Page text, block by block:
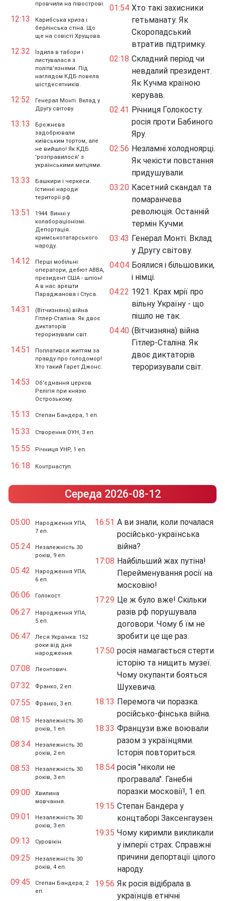
провчили на півострові.
12:13
Карибська криза і
берлінська стіна. Що
ще на совісті Хрущова.
12:32
Їздила в табори і
листувалася з
політв'язнями. Під
наглядом КДБ повела
шістдесятників.
12:52
Генерал Монті. Вклад у
Другу світову.
13:13
Брєжнєва
задобрювали
київським тортом, але
не вийшло! Як КДБ
'розправилося' з
українськими митцями.
13:33
Башкири і черкеси.
Істинні народи
території рф.
13:51
1944. Винні у
колабораціонізмі.
Депортація
кримськотатарського
народу.
14:12
Перші мобільні
оператори, дебют ABBA,
президент США - шпіон!
А в нас арешти
Параджанова і Стуса.
14:31
(Вітчизняна) війна
Гітлер-Сталіна. Як двоє
диктаторів
тероризували світ.
14:51
Поплатився життям за
правду про голодомор!
Хто такий Гарет Джонс.
14:53
Об'єднання церков.
Релігія при князю
Острозькому.
15:13 Степан Бандера, 1 еп.
15:33 Створення ОУН, 3 еп.
15:55 Річниця УНР, 1 еп.
16:18 Контрнаступ.
01:54 Хто такі захисники
гетьманату. Як
Скоропадський
втратив підтримку.
02:18 Складний період чи
невдалий президент.
Як Кучма країною
керував.
02:41 Річниця Голокосту.
росія проти Бабиного
Яру.
02:56 Незламні холодноярці.
Як чекісти повстання
придушували.
03:20 Касетний скандал та
помаранчева
революція. Останній
термін Кучми.
03:43 Генерал Монті. Вклад
у Другу світову.
04:04 Боялися і більшовики,
і німці.
04:22 1921. Крах мрії про
вільну Україну - що
пішло не так.
04:40 (Вітчизняна) війна
Гітлер-Сталіна. Як
двоє диктаторів
тероризували світ.
Середа 2026-08-12
05:00
Народження УПА,
7 еп.
05:24
Незалежність 30
років, 9 еп.
05:42
Народження УПА,
6 еп.
06:06 Голокост.
06:27
Народження УПА,
5 еп.
06:47
Леся Українка. 152
роки від дня
народження.
07:08 Леонтович.
07:32 Франко, 2 еп.
07:55 Франко, 3 еп.
08:15
Незалежність 30
років, 1 еп.
08:34
Незалежність 30
років, 2 еп.
08:53
Незалежність 30
років, 3 еп.
09:00
Хвилина
мовчання.
09:01
Незалежність 30
років, 3 еп.
09:13 Суровікін.
09:25
Незалежність 30
років, 4 еп.
09:45
Степан Бандера, 2
еп.
16:51 А ви знали, коли почалася
російсько-українська
війна?
17:08 Найбільший жах путіна!
Перейменування росії на
московію!
17:29 Це ж було вже! Скільки
разів рф порушувала
договори. Чому б їм не
зробити це ще раз.
17:50 росія намагається стерти
історію та нищить музеї.
Чому окупанти бояться
Шухевича.
18:13 Перемога чи поразка.
російсько-фінська війна.
18:33 Французи вже воювали
разом з українцями.
Історія повториться.
18:54 росія "ніколи не
програвала". Ганебні
поразки московії!, 1 еп.
19:15 Степан Бандера у
концтаборі Заксенгаузен.
19:35 Чому киримли викликали
у імперії страх. Справжні
причини депортації цілого
народу.
19:56 Як росія відібрала в
українців етнічні